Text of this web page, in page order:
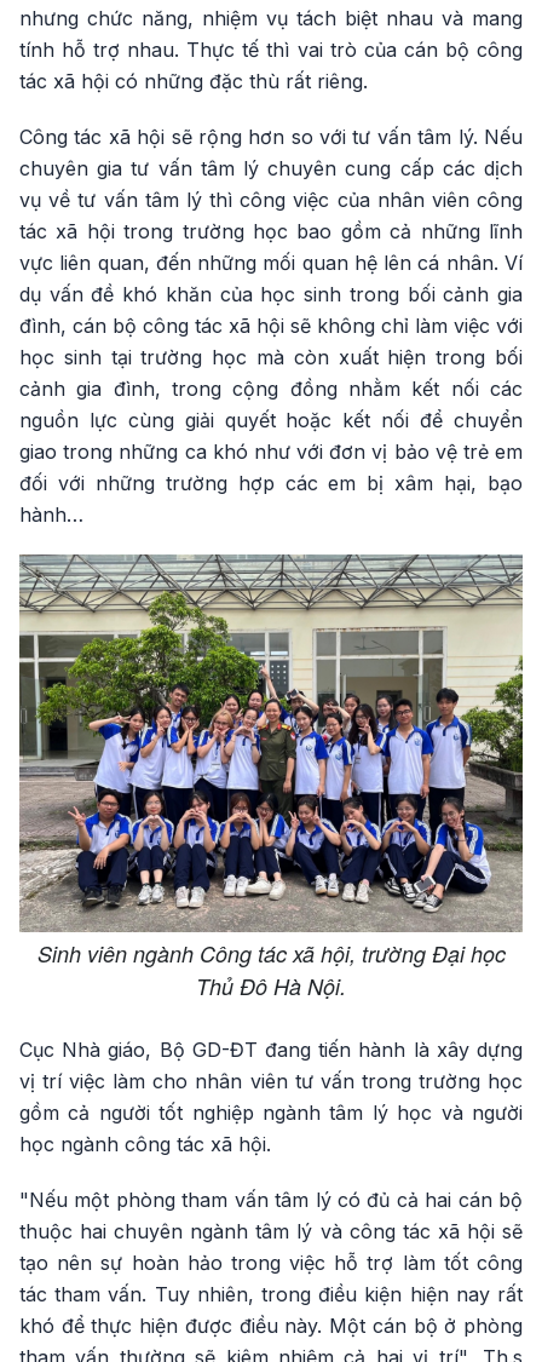
nhưng chức năng, nhiệm vụ tách biệt nhau và mang
tính hỗ trợ nhau. Thực tế thì vai trò của cán bộ công
tác xã hội có những đặc thù rất riêng.
Công tác xã hội sẽ rộng hơn so với tư vấn tâm lý. Nếu
chuyên gia tư vấn tâm lý chuyên cung cấp các dịch
vụ về tư vấn tâm lý thì công việc của nhân viên công
tác xã hội trong trường học bao gồm cả những lĩnh
vực liên quan, đến những mối quan hệ lên cá nhân. Ví
dụ vấn đề khó khăn của học sinh trong bối cảnh gia
đình, cán bộ công tác xã hội sẽ không chỉ làm việc với
học sinh tại trường học mà còn xuất hiện trong bối
cảnh gia đình, trong cộng đồng nhằm kết nối các
nguồn lực cùng giải quyết hoặc kết nối để chuyển
giao trong những ca khó như với đơn vị bảo vệ trẻ em
đối với những trường hợp các em bị xâm hại, bạo
hành…
Sinh viên ngành Công tác xã hội, trường Đại học
Thủ Đô Hà Nội.
Cục Nhà giáo, Bộ GD-ĐT đang tiến hành là xây dựng
vị trí việc làm cho nhân viên tư vấn trong trường học
gồm cả người tốt nghiệp ngành tâm lý học và người
học ngành công tác xã hội.
"Nếu một phòng tham vấn tâm lý có đủ cả hai cán bộ
thuộc hai chuyên ngành tâm lý và công tác xã hội sẽ
tạo nên sự hoàn hảo trong việc hỗ trợ làm tốt công
tác tham vấn. Tuy nhiên, trong điều kiện hiện nay rất
khó để thực hiện được điều này. Một cán bộ ở phòng
tham vấn thường sẽ kiêm nhiệm cả hai vị trí", Th.s